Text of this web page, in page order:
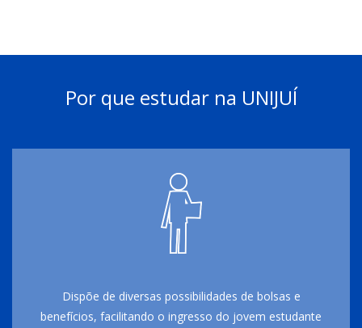
Por que estudar na UNIJUÍ
Dispõe de diversas possibilidades de bolsas e
benefícios, facilitando o ingresso do jovem estudante